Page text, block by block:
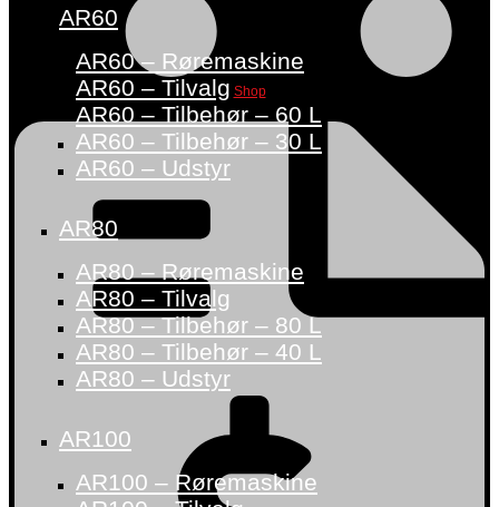
Shop
AR60
AR60 – Røremaskine
AR60 – Tilvalg
AR60 – Tilbehør – 60 L
AR60 – Tilbehør – 30 L
AR60 – Udstyr
AR80
AR80 – Røremaskine
AR80 – Tilvalg
AR80 – Tilbehør – 80 L
AR80 – Tilbehør – 40 L
AR80 – Udstyr
AR100
AR100 – Røremaskine